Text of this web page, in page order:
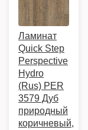
Ламинат
Quick Step
Perspective
Hydro
(Rus) PER
3579 Дуб
природный
коричневый,